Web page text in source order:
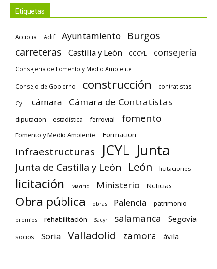
Etiquetas
Acciona Adif Ayuntamiento
Burgos
carreteras
Castilla y León CCCYL consejería
Consejería de Fomento y Medio Ambiente
Consejo de Gobierno construcción contratistas
CyL cámara Cámara de Contratistas
diputacion estadística ferrovial fomento
Fomento y Medio Ambiente Formacion
Infraestructuras JCYL Junta
Junta de Castilla y León León licitaciones
licitación Madrid Ministerio Noticias
Obra pública obras Palencia patrimonio
premios rehabilitación Sacyr salamanca Segovia
socios Soria Valladolid zamora ávila